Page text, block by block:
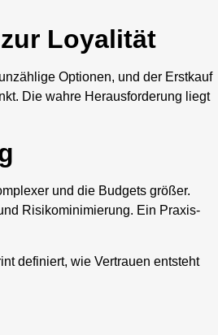
Loyalität
Optionen, und der Erstkauf
Die wahre Herausforderung liegt
und die Budgets größer.
Risikominimierung. Ein Praxis-
definiert, wie Vertrauen entsteht